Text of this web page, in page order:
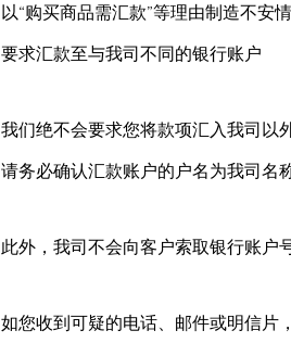
以“购买商品需汇款”等理由制造不安
要求汇款至与我司不同的银行账户
我们绝不会要求您将款项汇入我司以
请务必确认汇款账户的户名为我司名称
此外，我司不会向客户索取银行账户
如您收到可疑的电话、邮件或明信片